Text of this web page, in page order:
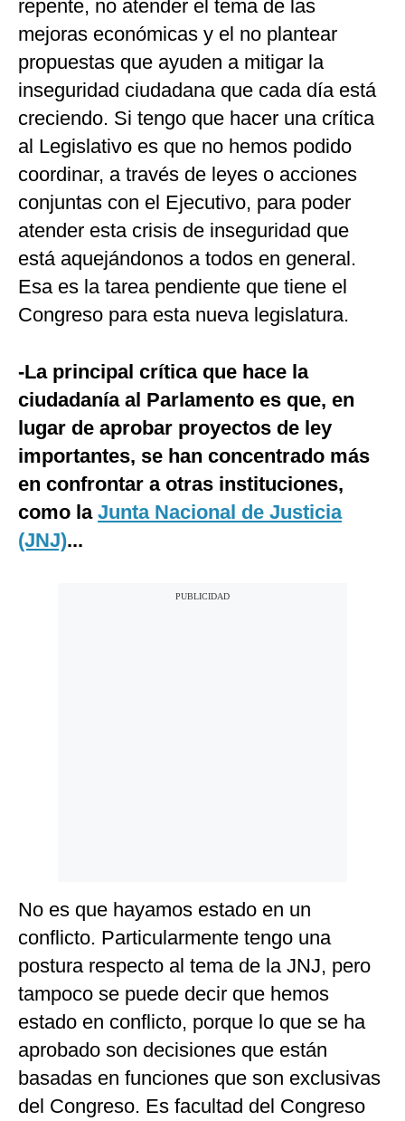
repente, no atender el tema de las
mejoras económicas y el no plantear
propuestas que ayuden a mitigar la
inseguridad ciudadana que cada día está
creciendo. Si tengo que hacer una crítica
al Legislativo es que no hemos podido
coordinar, a través de leyes o acciones
conjuntas con el Ejecutivo, para poder
atender esta crisis de inseguridad que
está aquejándonos a todos en general.
Esa es la tarea pendiente que tiene el
Congreso para esta nueva legislatura.
-La principal crítica que hace la
ciudadanía al Parlamento es que, en
lugar de aprobar proyectos de ley
importantes, se han concentrado más
en confrontar a otras instituciones,
como la Junta Nacional de Justicia
(JNJ)...
No es que hayamos estado en un
conflicto. Particularmente tengo una
postura respecto al tema de la JNJ, pero
tampoco se puede decir que hemos
estado en conflicto, porque lo que se ha
aprobado son decisiones que están
basadas en funciones que son exclusivas
del Congreso. Es facultad del Congreso